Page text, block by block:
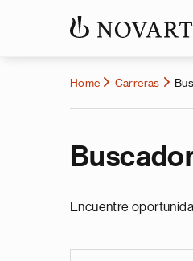
Home Carreras
Encuentre